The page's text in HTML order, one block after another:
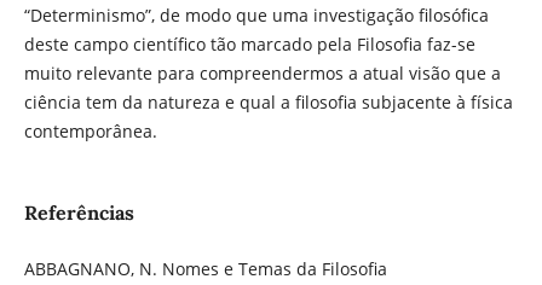
“Determinismo”, de modo que uma investigação filosófica
deste campo científico tão marcado pela Filosofia faz-se
muito relevante para compreendermos a atual visão que a
ciência tem da natureza e qual a filosofia subjacente à física
contemporânea.
Referências
ABBAGNANO, N. Nomes e Temas da Filosofia